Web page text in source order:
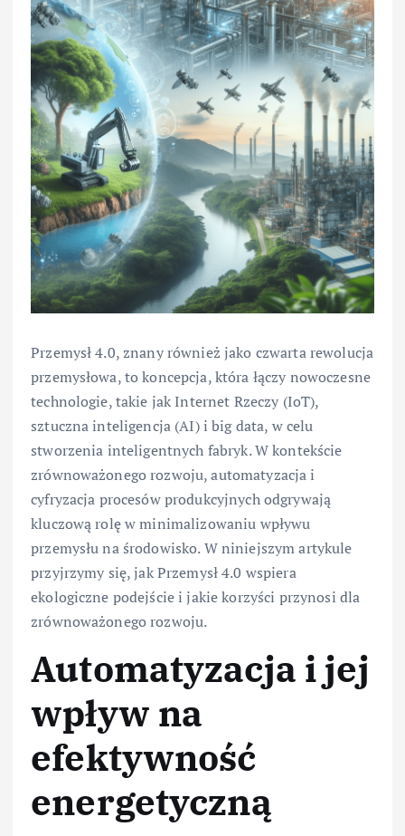
Przemysł 4.0, znany również jako czwarta rewolucja
przemysłowa, to koncepcja, która łączy nowoczesne
technologie, takie jak Internet Rzeczy (IoT),
sztuczna inteligencja (AI) i big data, w celu
stworzenia inteligentnych fabryk. W kontekście
zrównoważonego rozwoju, automatyzacja i
cyfryzacja procesów produkcyjnych odgrywają
kluczową rolę w minimalizowaniu wpływu
przemysłu na środowisko. W niniejszym artykule
przyjrzymy się, jak Przemysł 4.0 wspiera
ekologiczne podejście i jakie korzyści przynosi dla
zrównoważonego rozwoju.
Automatyzacja i jej
wpływ na
efektywność
energetyczną